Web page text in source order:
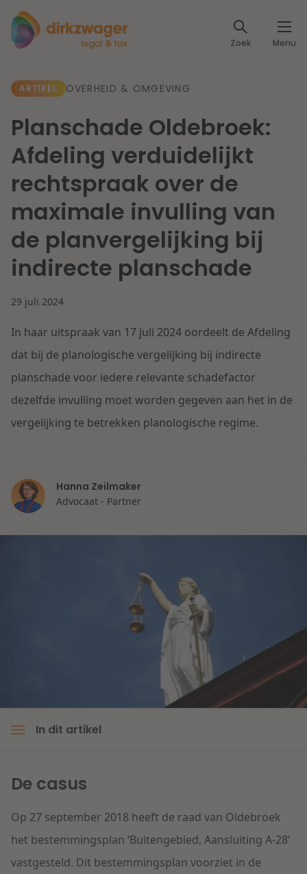
Zoek Menu
Expertises
Fiscaal
Arbeid & Pensioen
IT & Privacy
IE & Innovatie
Herstructurering & Insolventie
Energie
Zorg & Sociaal domein
Overheid & Omgeving
Aansprakelijkheid & Verzekering
Lees meer
Dichtbij een toekomstbestendige zorg
Dichtbij de kansen en uitdagingen in de
woningbouw
Dichtbij de wendbare onderneming
Artikelen
Klantcases
Events
Specialisten
Over ons
Over Dirkzwager
Internationale partners
Nieuws
Werken bij
Contact
Nederlands
ARTIKEL OVERHEID & OMGEVING
Planschade Oldebroek:
Afdeling verduidelijkt
rechtspraak over de
maximale invulling van
de planvergelijking bij
indirecte planschade
29 juli 2024
In haar uitspraak van 17 juli 2024 oordeelt de Afdeling
dat bij de planologische vergelijking bij indirecte
planschade voor iedere relevante schadefactor
dezelfde invulling moet worden gegeven aan het in de
vergelijking te betrekken planologische regime.
Hanna Zeilmaker
Advocaat - Partner
In dit artikel
De casus
Op 27 september 2018 heeft de raad van Oldebroek
het bestemmingsplan ‘Buitengebied, Aansluiting A-28’
vastgesteld. Dit bestemmingsplan voorziet in de